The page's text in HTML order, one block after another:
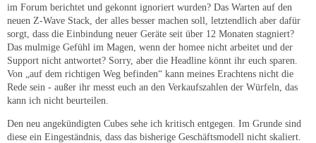
im Forum berichtet und gekonnt ignoriert wurden? Das Warten auf den
neuen Z-Wave Stack, der alles besser machen soll, letztendlich aber dafür
sorgt, dass die Einbindung neuer Geräte seit über 12 Monaten stagniert?
Das mulmige Gefühl im Magen, wenn der homee nicht arbeitet und der
Support nicht antwortet? Sorry, aber die Headline könnt ihr euch sparen.
Von „auf dem richtigen Weg befinden“ kann meines Erachtens nicht die
Rede sein - außer ihr messt euch an den Verkaufszahlen der Würfeln, das
kann ich nicht beurteilen.
Den neu angekündigten Cubes sehe ich kritisch entgegen. Im Grunde sind
diese ein Eingeständnis, dass das bisherige Geschäftsmodell nicht skaliert.